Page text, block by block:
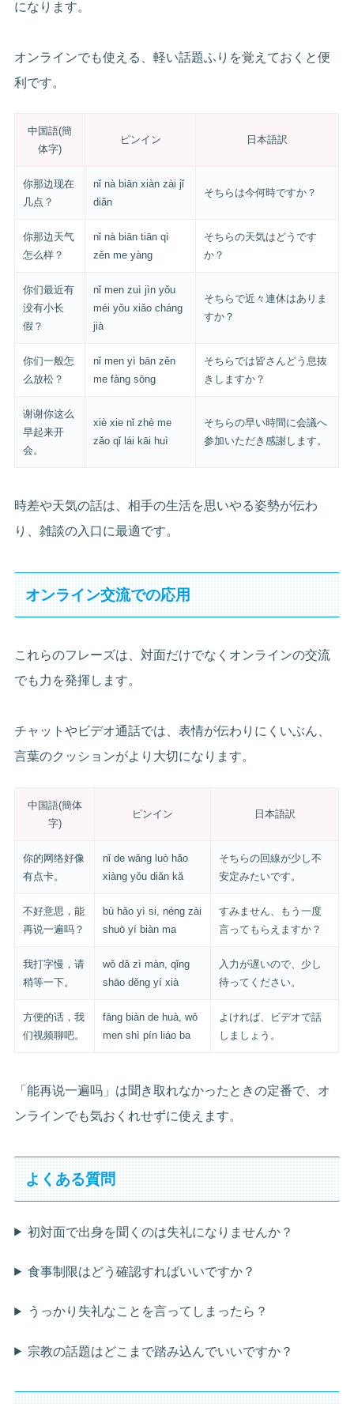
になります。
オンラインでも使える、軽い話題ふりを覚えておくと便
利です。
中国語(簡
体字)
ピンイン 日本語訳
你那边现在
几点？
nǐ nà biān xiàn zài jǐ
diǎn
そちらは今何時ですか？
你那边天气
怎么样？
nǐ nà biān tiān qì
zěn me yàng
そちらの天気はどうです
か？
你们最近有
没有小长
假？
nǐ men zuì jìn yǒu
méi yǒu xiǎo cháng
jià
そちらで近々連休はありま
すか？
你们一般怎
么放松？
nǐ men yì bān zěn
me fàng sōng
そちらでは皆さんどう息抜
きしますか？
谢谢你这么
早起来开
会。
xiè xie nǐ zhè me
zǎo qǐ lái kāi huì
そちらの早い時間に会議へ
参加いただき感謝します。
時差や天気の話は、相手の生活を思いやる姿勢が伝わ
り、雑談の入口に最適です。
オンライン交流での応用
これらのフレーズは、対面だけでなくオンラインの交流
でも力を発揮します。
チャットやビデオ通話では、表情が伝わりにくいぶん、
言葉のクッションがより大切になります。
中国語(簡体
字)
ピンイン 日本語訳
你的网络好像
有点卡。
nǐ de wǎng luò hǎo
xiàng yǒu diǎn kǎ
そちらの回線が少し不
安定みたいです。
不好意思，能
再说一遍吗？
bù hǎo yì si, néng zài
shuō yí biàn ma
すみません、もう一度
言ってもらえますか？
我打字慢，请
稍等一下。
wǒ dǎ zì màn, qǐng
shāo děng yí xià
入力が遅いので、少し
待ってください。
方便的话，我
们视频聊吧。
fāng biàn de huà, wǒ
men shì pín liáo ba
よければ、ビデオで話
しましょう。
「能再说一遍吗」は聞き取れなかったときの定番で、オ
ンラインでも気おくれせずに使えます。
よくある質問
初対面で出身を聞くのは失礼になりませんか？
食事制限はどう確認すればいいですか？
うっかり失礼なことを言ってしまったら？
宗教の話題はどこまで踏み込んでいいですか？